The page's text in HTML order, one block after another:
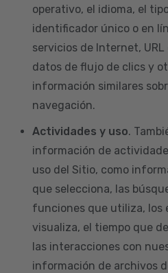
operativo, el idioma, el
identificador único o en
servicios de Internet,
datos de flujo de clics y
información similares
navegación.
Actividades y uso.
información de
uso del Sitio, como
que selecciona, las
funciones que utiliza, los
visualiza, el tiempo que
las interacciones con
información de archivos